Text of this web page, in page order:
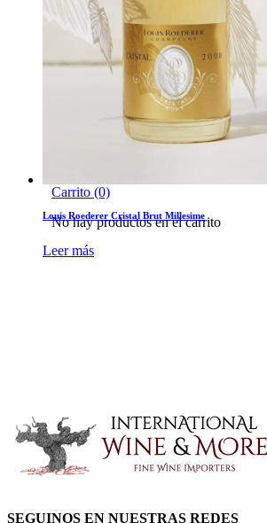
Shop
Novedades
Idioma
English
Carrito (0)
No hay productos en el carrito
Louis Roederer Cristal Brut Millesime
Leer más
SEGUINOS EN NUESTRAS REDES